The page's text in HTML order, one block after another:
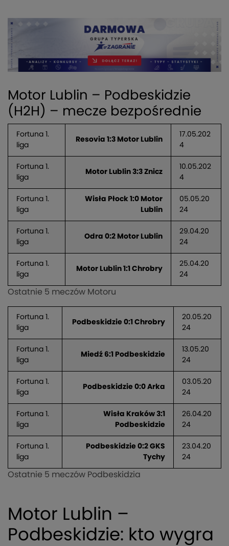
Motor Lublin – Podbeskidzie
(H2H) – mecze bezpośrednie
Fortuna 1.
liga
Resovia 1:3 Motor Lublin
17.05.202
4
Fortuna 1.
liga
Motor Lublin 3:3 Znicz
10.05.202
4
Fortuna 1.
liga
Wisła Płock 1:0 Motor
Lublin
05.05.20
24
Fortuna 1.
liga
Odra 0:2 Motor Lublin
29.04.20
24
Fortuna 1.
liga
Motor Lublin 1:1 Chrobry
25.04.20
24
Ostatnie 5 meczów Motoru
Fortuna 1.
liga
Podbeskidzie 0:1 Chrobry
20.05.20
24
Fortuna 1.
liga
Miedź 6:1 Podbeskidzie
13.05.20
24
Fortuna 1.
liga
Podbeskidzie 0:0 Arka
03.05.20
24
Fortuna 1.
liga
Wisła Kraków 3:1
Podbeskidzie
26.04.20
24
Fortuna 1.
liga
Podbeskidzie 0:2 GKS
Tychy
23.04.20
24
Ostatnie 5 meczów Podbeskidzia
Motor Lublin –
Podbeskidzie: kto wygra